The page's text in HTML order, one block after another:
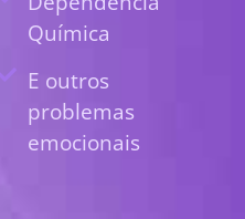
Química
E outros
problemas
emocionais